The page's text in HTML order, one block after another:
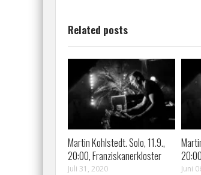
Related posts
Martin Kohlstedt. Solo, 11.9.,
20:00, Franziskanerkloster
Juli 31, 2020 Juni